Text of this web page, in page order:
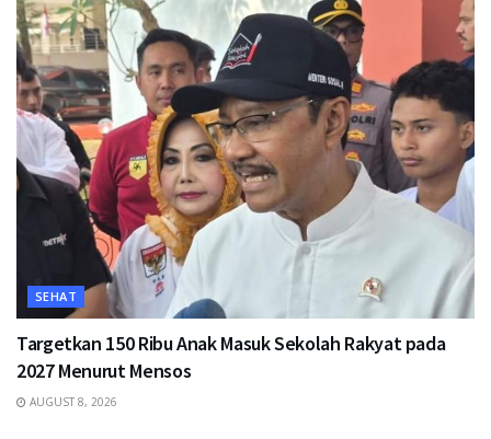
SEHAT
Targetkan 150 Ribu Anak Masuk Sekolah Rakyat pada
2027 Menurut Mensos
AUGUST 8, 2026